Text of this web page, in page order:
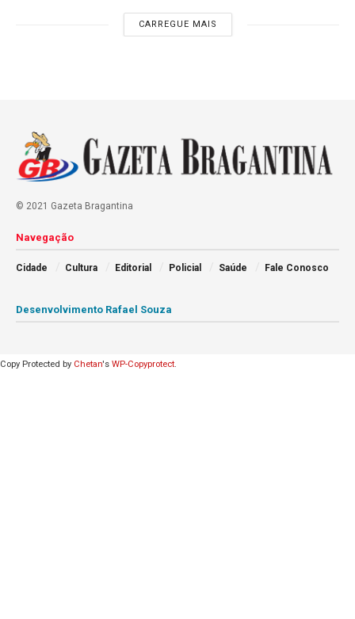
CARREGUE MAIS
© 2021 Gazeta Bragantina
Navegação
Cidade Cultura Editorial Policial Saúde Fale Conosco
Desenvolvimento Rafael Souza
Copy Protected by Chetan's WP-Copyprotect.